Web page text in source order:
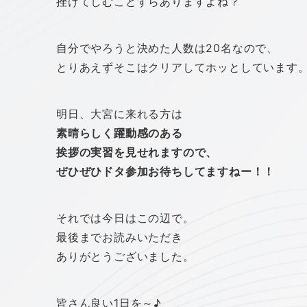
自分でやろうと決めた人数は20名なので、
とりあえずそこはクリアしてホッとしています
明日、大宮に来れる方は
素晴らしく躍動感のある
挨拶の実習を見せれますので、
ぜひぜひドタ参加お待ちしてますねー！！
それでは今日はこの辺で。
最後までお読みいただき
ありがとうございました。
皆さん良い1日を～♪